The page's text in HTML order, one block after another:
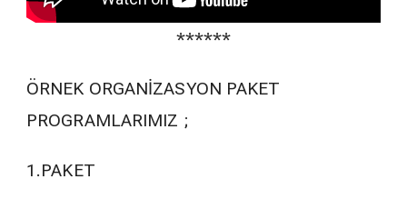
******
ÖRNEK ORGANİZASYON PAKET
PROGRAMLARIMIZ ;
1.PAKET